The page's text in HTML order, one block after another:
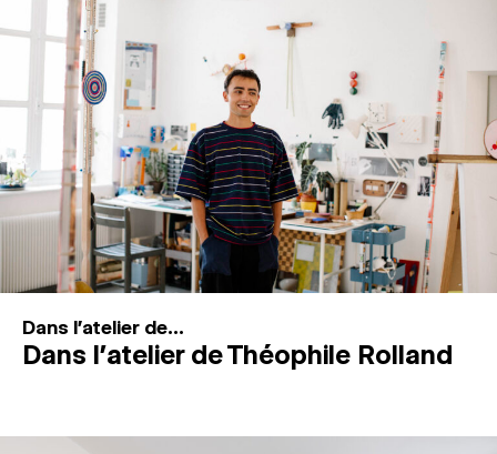
MAGAZINE
ESPACES DE PRATIQUE ARTISTIQUE ↓
Recherche
Connexion
Dans l'atelier de...
Dans l’atelier de Théophile Rolland